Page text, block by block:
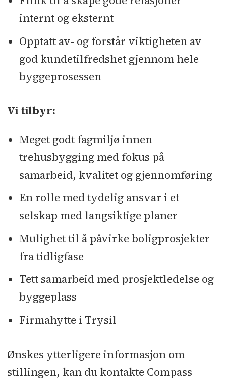
internt og eksternt
Opptatt av- og forstår viktigheten av
god kundetilfredshet gjennom hele
byggeprosessen
Vi tilbyr:
Meget godt fagmiljø innen
trehusbygging med fokus på
samarbeid, kvalitet og gjennomføring
En rolle med tydelig ansvar i et
selskap med langsiktige planer
Mulighet til å påvirke boligprosjekter
fra tidligfase
Tett samarbeid med prosjektledelse og
byggeplass
Firmahytte i Trysil
Ønskes ytterligere informasjon om
stillingen, kan du kontakte Compass